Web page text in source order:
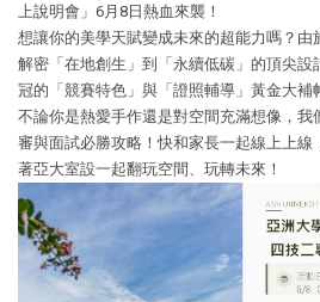
上說明會」6月8日熱血來襲！
想讓你的美學天賦變成未來的超能力嗎？
解密「在地創生」到「永續低碳」的頂尖設
冠的「競賽特色」與「證照輔導」黃金大補
不論你是熱愛手作還是對空間充滿想像，
審與面試必勝攻略！快和家長一起線上上線
著亞大室設一起翻玩空間、玩轉未來！